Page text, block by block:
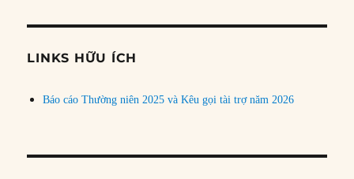
đề
LINKS HỮU ÍCH
Báo cáo Thường niên 2025 và Kêu gọi tài trợ năm 2026